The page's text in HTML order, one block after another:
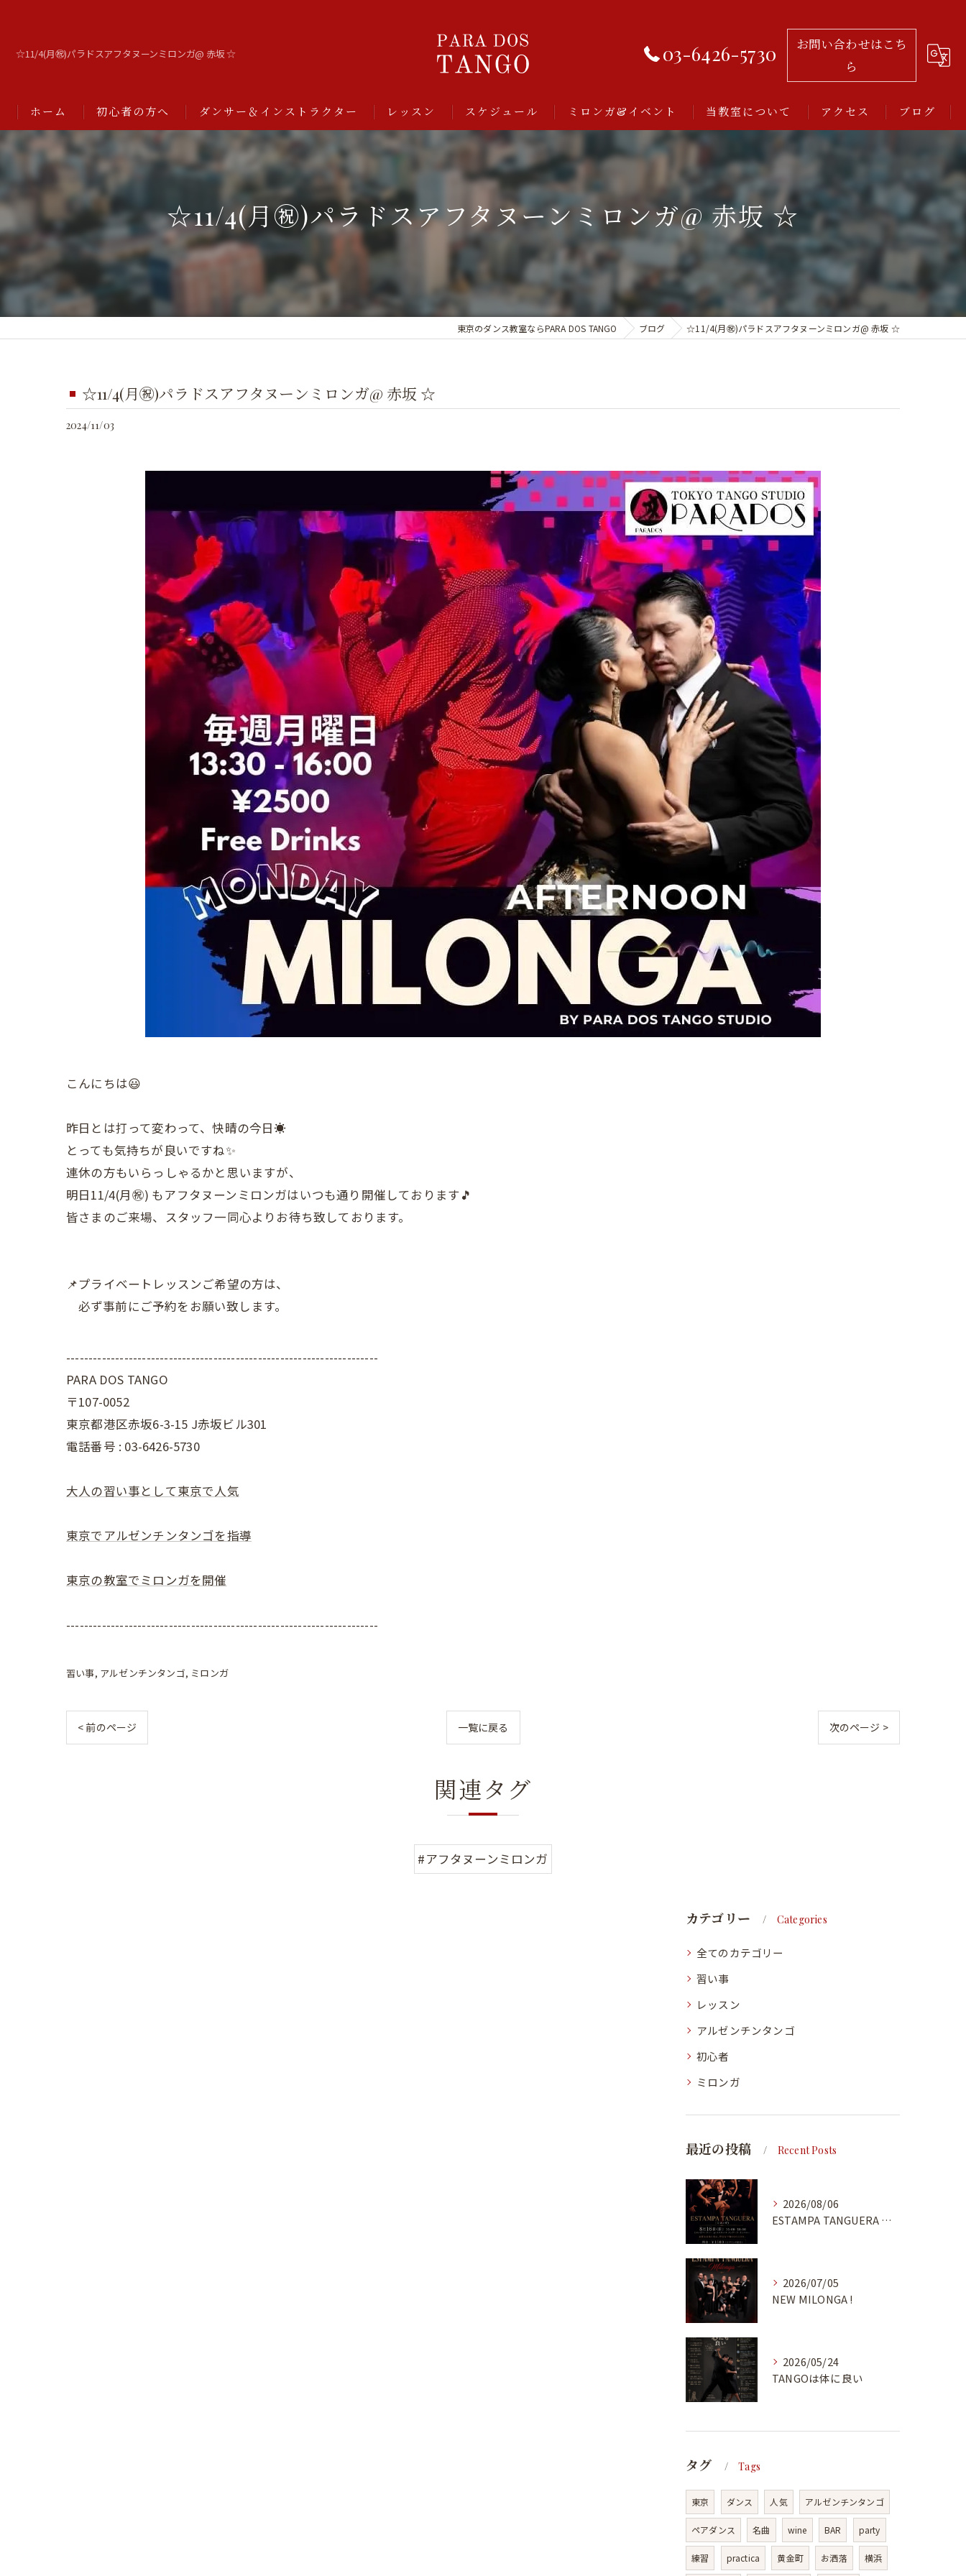
☆11/4(月㊗️)パラドスアフタヌーンミロンガ@ 赤坂 ☆ 03-6426-5730
お問い合わせはこち
ら
ホーム 初心者の方へ ダンサー＆インストラクター レッスン スケジュール ミロンガ&イベント 当教室について
習い事
アルゼンチンタンゴ
ミロンガとは
アクセス ブログ
☆11/4(月㊗️)パラドスアフタヌーンミロンガ@ 赤坂 ☆
東京のダンス教室ならPARA DOS TANGO ブログ ☆11/4(月㊗️)パラドスアフタヌーンミロンガ@ 赤坂 ☆
☆11/4(月㊗️)パラドスアフタヌーンミロンガ@ 赤坂 ☆
2024/11/03
こんにちは😃
昨日とは打って変わって、快晴の今日☀️
とっても気持ちが良いですね✨
連休の方もいらっしゃるかと思いますが、
明日11/4(月㊗️) もアフタヌーンミロンガはいつも通り開催しております🎵
皆さまのご来場、スタッフ一同心よりお待ち致しております。
📌プライベートレッスンご希望の方は、
必ず事前にご予約をお願い致します。
----------------------------------------------------------------------
PARA DOS TANGO
〒107-0052
東京都港区赤坂6-3-15 J赤坂ビル301
電話番号 : 03-6426-5730
大人の習い事として東京で人気
東京でアルゼンチンタンゴを指導
東京の教室でミロンガを開催
----------------------------------------------------------------------
習い事 アルゼンチンタンゴ ミロンガ
< 前のページ 一覧に戻る 次のページ >
関連タグ
#アフタヌーンミロンガ
カテゴリー Categories
全てのカテゴリー
習い事
レッスン
アルゼンチンタンゴ
初心者
ミロンガ
最近の投稿 Recent Posts
2026/08/06
ESTAMPA TANGUERA MILONGA
2026/07/05
NEW MILONGA !
2026/05/24
TANGOは体に良い
タグ Tags
東京 ダンス 人気 アルゼンチンタンゴ
ペアダンス 名曲 wine BAR party
練習 practica 黄金町 お洒落 横浜